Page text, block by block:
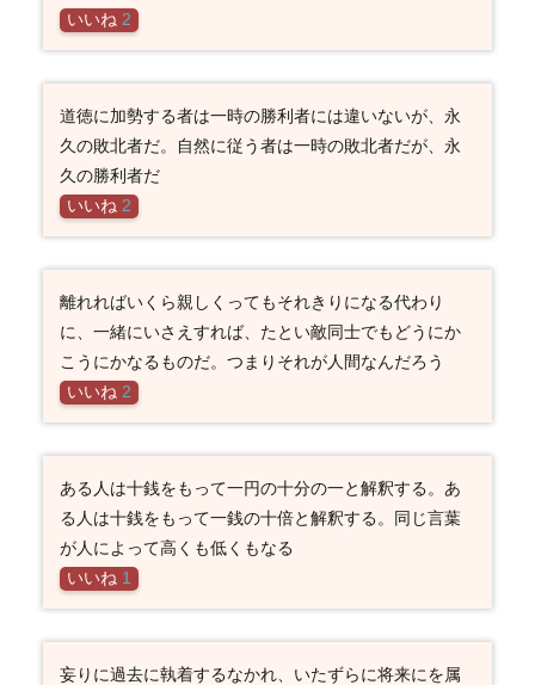
いいね 2
道徳に加勢する者は一時の勝利者には違いないが、永
久の敗北者だ。自然に従う者は一時の敗北者だが、永
久の勝利者だ
いいね 2
離れればいくら親しくってもそれきりになる代わり
に、一緒にいさえすれば、たとい敵同士でもどうにか
こうにかなるものだ。つまりそれが人間なんだろう
いいね 2
ある人は十銭をもって一円の十分の一と解釈する。あ
る人は十銭をもって一銭の十倍と解釈する。同じ言葉
が人によって高くも低くもなる
いいね 1
妄りに過去に執着するなかれ、いたずらに将来にを属